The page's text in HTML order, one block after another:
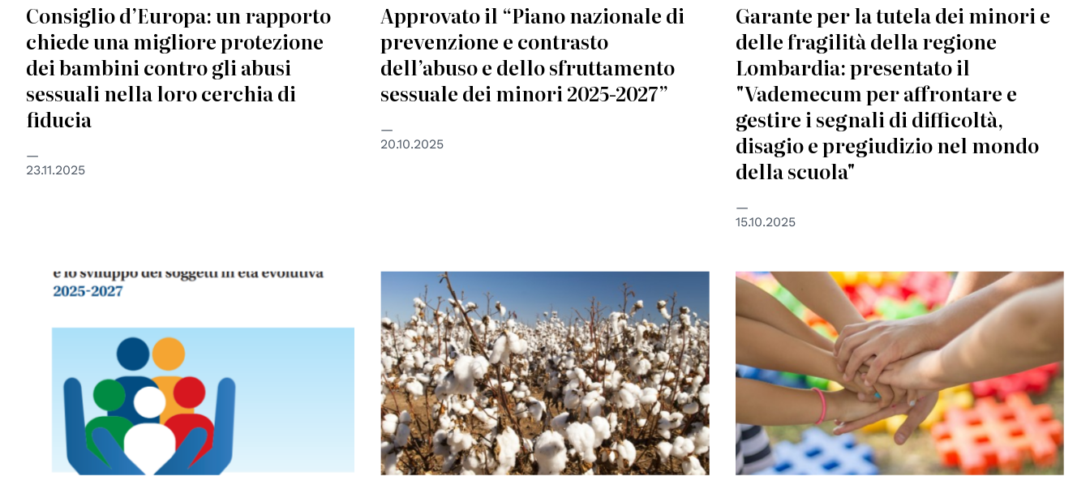
Consiglio d’Europa: un rapporto
chiede una migliore protezione
dei bambini contro gli abusi
sessuali nella loro cerchia di
fiducia
23.11.2025
Approvato il “Piano nazionale di
prevenzione e contrasto
dell’abuso e dello sfruttamento
sessuale dei minori 2025-2027”
20.10.2025
Garante per la tutela dei minori e
delle fragilità della regione
Lombardia: presentato il
"Vademecum per affrontare e
gestire i segnali di difficoltà,
disagio e pregiudizio nel mondo
della scuola"
15.10.2025
© Presidenza del Consiglio dei ministri - Dipartimento
per le politiche della famiglia
© Shutterstock unipd © Creative Commons / Pick pik